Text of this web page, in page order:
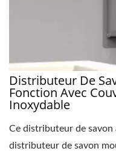
Distributeur De
Fonction Avec
Inoxydable
Ce distributeur de
distributeur de savon